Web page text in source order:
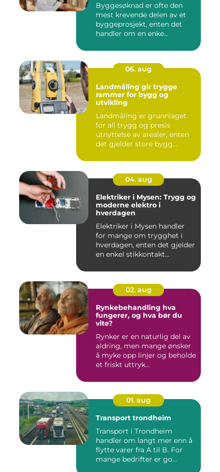
Byggesøknad er ofte den
mest krevende delen av et
byggeprosjekt, enten det
handler om en enke...
06. aug
Landmåling gir trygge
rammer for bygg og
utvikling
Landmåling er grunnlaget
for all trygg og presis
utnyttelse av arealer, enten
det gjelder store bygg...
04. aug
Elektriker i Mysen: Trygg og
moderne elektro i
hverdagen
Elektriker i Mysen handler
for mange om trygghet i
hverdagen, enten det gjelder
en enkel stikkontakt...
02. aug
Rynkebehandling hva
fungerer, og hva bør du
vite?
Rynker er en naturlig del av
aldring, men mange ønsker
å myke opp linjer og beholde
et friskt uttryk...
01. aug
Transport trondheim
Transport i Trondheim
handler om langt mer enn å
flytte varer fra A til B. For
mange bedrifter er go...